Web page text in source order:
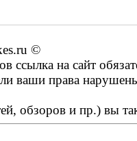
©
ссылка на сайт
ваши права
обзоров и пр.) вы